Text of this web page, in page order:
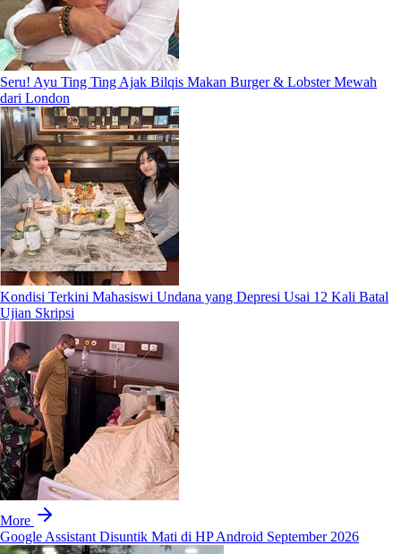
Seru! Ayu Ting Ting Ajak Bilqis Makan Burger & Lobster Mewah
dari London
Kondisi Terkini Mahasiswi Undana yang Depresi Usai 12 Kali Batal
Ujian Skripsi
More
Google Assistant Disuntik Mati di HP Android September 2026